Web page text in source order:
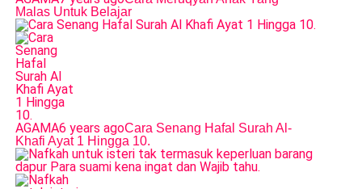
Malas Untuk Belajar
AGAMA6 years agoCara Senang Hafal Surah Al-
Khafi Ayat 1 Hingga 10.